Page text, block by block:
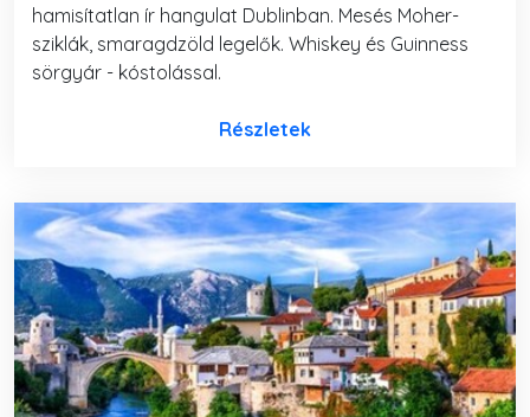
hamisítatlan ír hangulat Dublinban. Mesés Moher-
sziklák, smaragdzöld legelők. Whiskey és Guinness
sörgyár - kóstolással.
Részletek